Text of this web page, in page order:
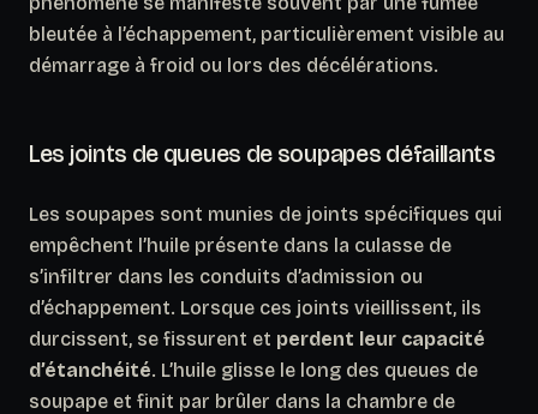
bleutée à l’échappement, particulièrement visible au
démarrage à froid ou lors des décélérations.
Les joints de queues de soupapes défaillants
Les soupapes sont munies de joints spécifiques qui
empêchent l’huile présente dans la culasse de
s’infiltrer dans les conduits d’admission ou
d’échappement. Lorsque ces joints vieillissent, ils
durcissent, se fissurent et perdent leur capacité
d’étanchéité. L’huile glisse le long des queues de
soupape et finit par brûler dans la chambre de